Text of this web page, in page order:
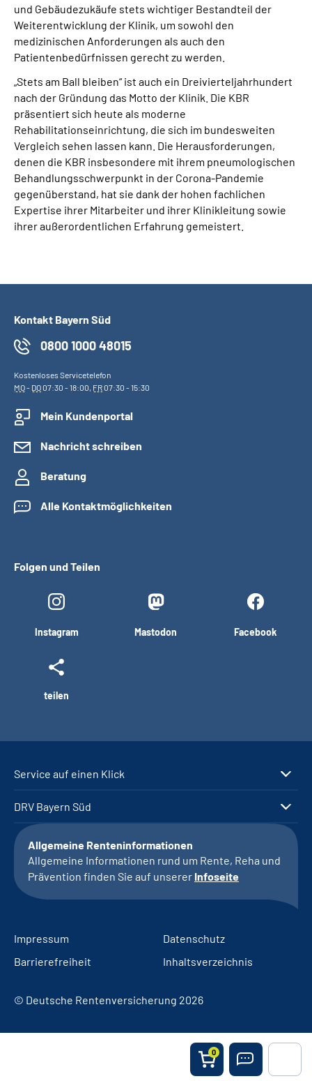
und Gebäudezukäufe stets wichtiger Bestandteil der
Weiterentwicklung der Klinik, um sowohl den
medizinischen Anforderungen als auch den
Patientenbedürfnissen gerecht zu werden.
„Stets am Ball bleiben“ ist auch ein Dreivierteljahrhundert
nach der Gründung das Motto der Klinik. Die KBR
präsentiert sich heute als moderne
Rehabilitationseinrichtung, die sich im bundesweiten
Vergleich sehen lassen kann. Die Herausforderungen,
denen die KBR insbesondere mit ihrem pneumologischen
Behandlungsschwerpunkt in der Corona-Pandemie
gegenüberstand, hat sie dank der hohen fachlichen
Expertise ihrer Mitarbeiter und ihrer Klinikleitung sowie
ihrer außerordentlichen Erfahrung gemeistert.
0
Kontakt Bayern Süd
0800 1000 48015
Kostenloses Servicetelefon
MO- DO07:30 - 18:00, FR07:30 - 15:30
Mein Kundenportal
Nachricht schreiben
Beratung
Alle Kontaktmöglichkeiten
Folgen und Teilen
Instagram Mastodon Facebook
teilen
Service auf einen Klick
DRV Bayern Süd
Allgemeine Renteninformationen
Allgemeine Informationen rund um Rente, Reha und
Prävention finden Sie auf unserer Infoseite
Impressum
Datenschutz
Barrierefreiheit
Inhaltsverzeichnis
© Deutsche Rentenversicherung 2026